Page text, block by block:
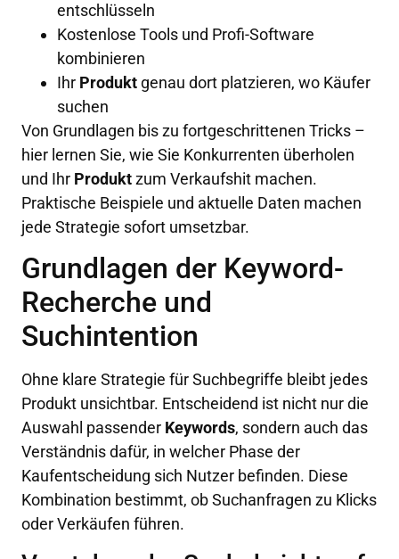
entschlüsseln
Kostenlose Tools und Profi-Software
kombinieren
Ihr Produkt genau dort platzieren, wo Käufer
suchen
Von Grundlagen bis zu fortgeschrittenen Tricks –
hier lernen Sie, wie Sie Konkurrenten überholen
und Ihr Produktzum Verkaufshit machen.
Praktische Beispiele und aktuelle Daten machen
jede Strategie sofort umsetzbar.
Grundlagen der Keyword-
Recherche und
Suchintention
Ohne klare Strategie für Suchbegriffe bleibt jedes
Produkt unsichtbar. Entscheidend ist nicht nur die
Auswahl passender Keywords, sondern auch das
Verständnis dafür, in welcher Phase der
Kaufentscheidung sich Nutzer befinden. Diese
Kombination bestimmt, ob Suchanfragen zu Klicks
oder Verkäufen führen.